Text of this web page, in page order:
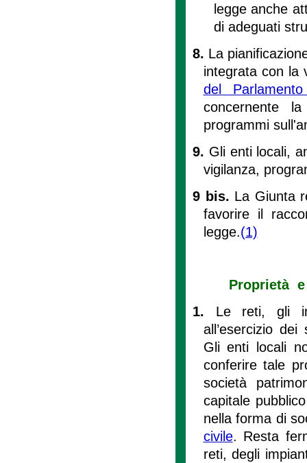
legge anche
di adeguati
8. La
integrata con la
del
concernente
programmi
9. Gli enti locali,
vigilanza,
9 bis. La Giunta
favorire il
legge.(1)
Proprietà
1. Le reti, gli
all’esercizio
Gli enti locali
conferire tale
società
capitale
nella forma di
civile. Resta
reti, degli